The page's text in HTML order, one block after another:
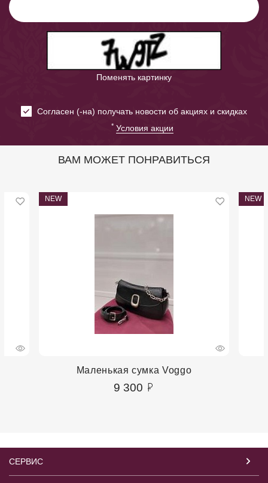
Поменять картинку
Cогласен (-на) получать новости об акциях и скидках
* Условия акции
ВАМ МОЖЕТ ПОНРАВИТЬСЯ
NEW
Маленькая сумка Voggo
9 300
NEW
СЕРВИС